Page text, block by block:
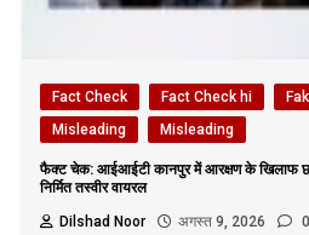
Fact Check Fact Check hi
Misleading
Misleading
फैक्ट चेक: आईआईटी कानपुर में आरक्षण के खिलाफ
निर्मित तस्वीर वायरल
Dilshad Noor
अगस्त 9, 2026 0